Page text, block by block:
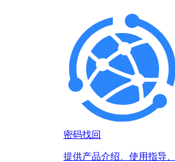
密码找回
提供产品介绍、使用指导